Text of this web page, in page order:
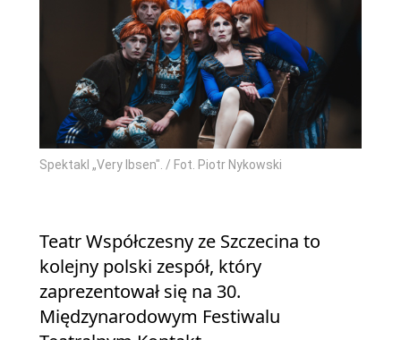
Spektakl „Very Ibsen". / Fot. Piotr Nykowski
Teatr Współczesny ze Szczecina to
kolejny polski zespół, który
zaprezentował się na 30.
Międzynarodowym Festiwalu